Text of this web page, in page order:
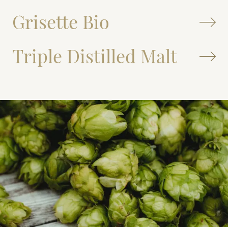
Grisette Bio
Triple Distilled Malt